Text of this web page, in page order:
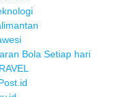
Bola Setiap hari